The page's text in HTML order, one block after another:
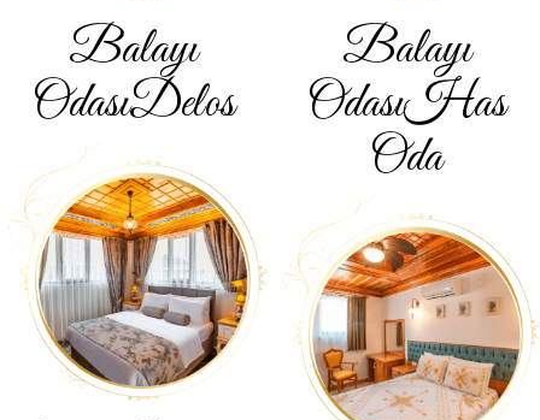
Balayı
OdasıDelos
Balayı
OdasıHas
Oda